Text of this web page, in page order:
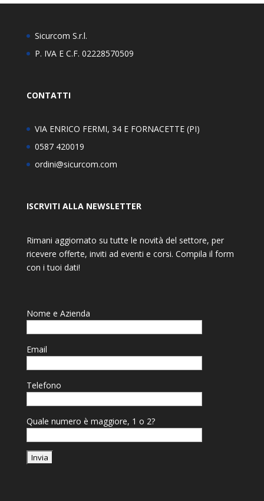
Sicurcom S.r.l.
P. IVA E C.F. 02228570509
CONTATTI
VIA ENRICO FERMI, 34 E FORNACETTE (PI)
0587 420019
ordini@sicurcom.com
ISCRVITI ALLA NEWSLETTER
Rimani aggiornato su tutte le novità del settore, per
ricevere offerte, inviti ad eventi e corsi. Compila il form
con i tuoi dati!
Nome e Azienda
Email
Telefono
Quale numero è maggiore, 1 o 2?